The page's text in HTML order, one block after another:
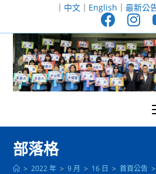
至
｜ 中文｜ English ｜ 最新公
部落格
> 2022 年 > 9 月 > 16 日 > 首頁公告 >